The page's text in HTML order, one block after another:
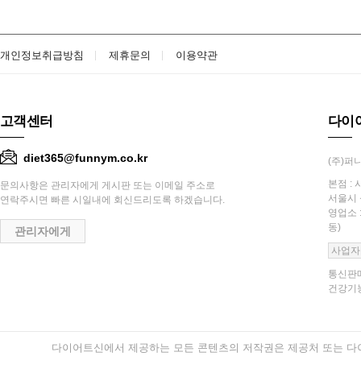
개인정보취급방침 제휴문의 이용약관
고객센터
diet365@funnym.co.kr
문의사항은 관리자에게 게시판 또는 이메일 주소로
연락주시면 빠른 시일내에 회신드리도록 하겠습니다.
관리자에게
다이
(주)퍼
본점 :
서울시
영업소
동)
사업
통신판
건강기
다이어트신에서 제공하는 모든 콘텐츠의 저작권은 제공처 또는